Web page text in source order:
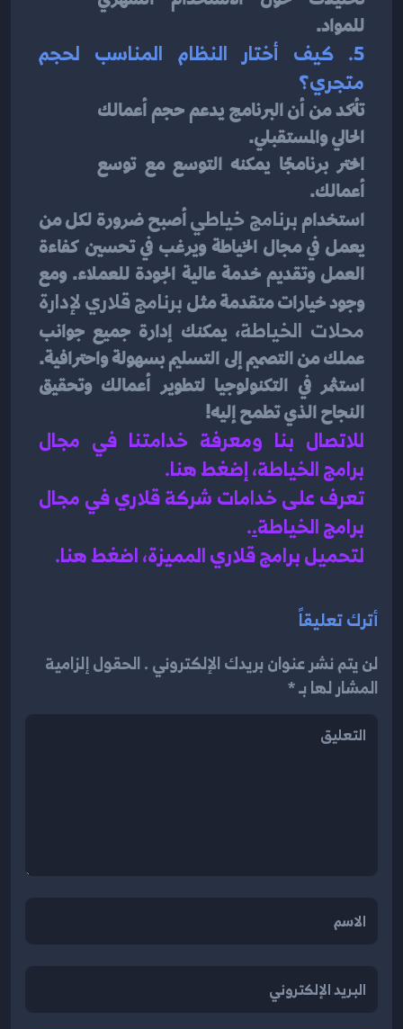
للمواد.
متجري؟
الحالي والمستقبلي.
اختر برنامجًا يمكنه التوسع مع توسع
أعمالك.
استخدام برنامج خياطي
وجود خيارات متقدمة مثل
محلات الخياطة
النجاح الذي تطمح إليه!
برامج الخياطة، إضغط هنا.
برامج الخياطة.
.
لتحميل برامج قلاري المميزة، اضغط هنا.
أترك تعليقاً
لن يتم نشر عنوان بريدك الإلكتروني . الحقول إلزامية
المشار لها بـ *